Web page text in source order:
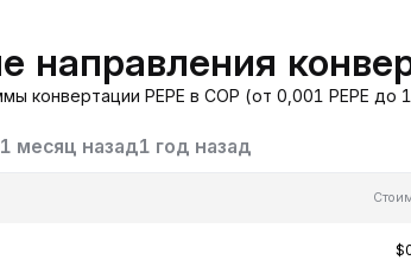
направления
конвертации PEPE в COP (от 0,001 PEPE
1 месяц назад1 год назад